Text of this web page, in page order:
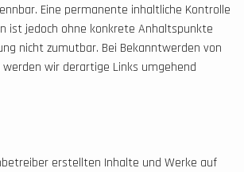
Eine permanente inhaltliche Kontrolle
ist jedoch ohne konkrete Anhaltspunkte
nicht zumutbar. Bei Bekanntwerden von
wir derartige Links umgehend
erstellten Inhalte und Werke auf